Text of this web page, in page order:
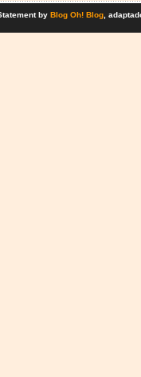
by Blog Oh! Blog,